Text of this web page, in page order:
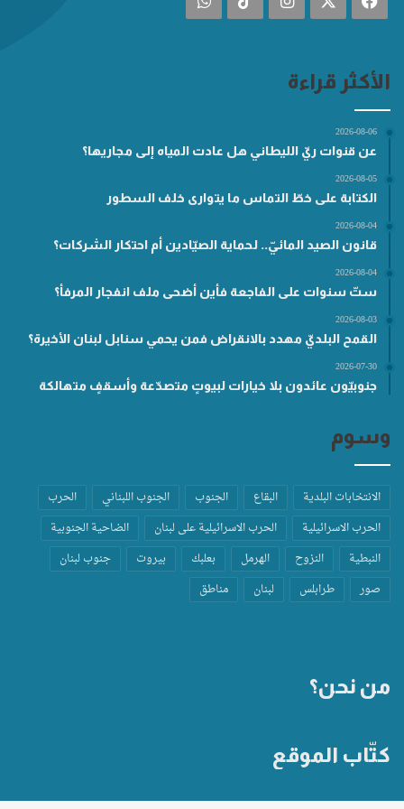
الأكثر قراءة
2026-08-06
عن قنوات ريّ الليطاني هل عادت المياه إلى مجاريها؟
2026-08-05
الكتابة على خطّ التماس ما يتوارى خلف السطور
2026-08-04
قانون الصيد المائيّ.. لحماية الصيّادين أم احتكار الشركات؟
2026-08-04
ستّ سنوات على الفاجعة فأين أضحى ملف انفجار المرفأ؟
2026-08-03
القمح البلديّ مهدد بالانقراض فمن يحمي سنابل لبنان الأخيرة؟
2026-07-30
جنوبيّون عائدون بلا خيارات لبيوتٍ متصدّعة وأسقفٍ متهالكة
وسوم
الانتخابات البلدية البقاع الجنوب الجنوب اللبناني
الحرب
الحرب الاسرائيلية
الحرب الاسرائيلية على لبنان
الضاحية الجنوبية
النبطية
النزوح الهرمل بعلبك بيروت
جنوب لبنان
صور
طرابلس لبنان مناطق
من نحن؟
كتّاب الموقع